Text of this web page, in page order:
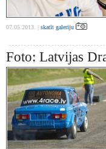
07.05.2013. | skatīt galeriju
Foto: Latvijas